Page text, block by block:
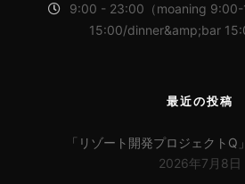
9:00 - 23:00（moaning
15:00/dinner&amp;bar
最近の投稿
「リゾート開発プロジェクトQ
2026年7月8日